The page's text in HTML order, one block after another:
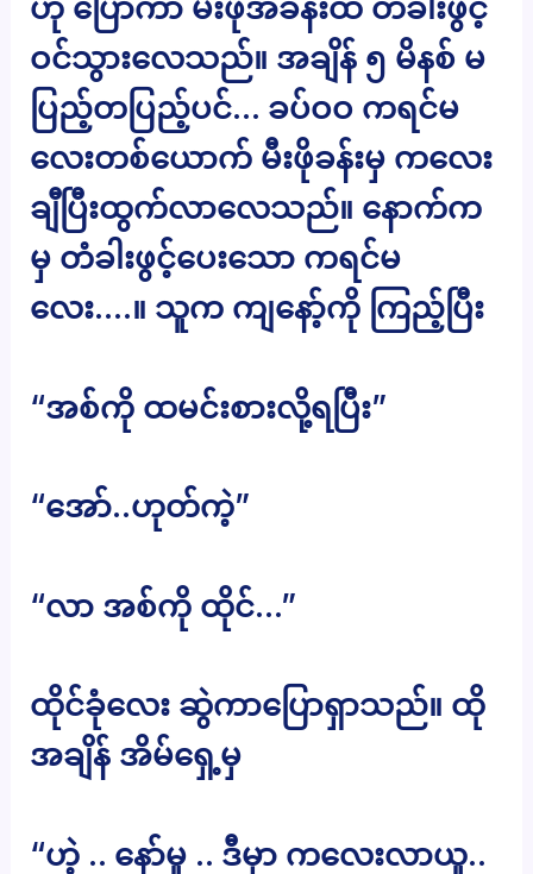
ဟု ပြောကာ မီးဖိုအခန်းထဲ တံခါးဖွင့်
ဝင်သွားလေသည်။ အချိန် ၅ မိနစ် မ
ပြည့်တပြည့်ပင်… ခပ်ဝဝ ကရင်မ
လေးတစ်ယောက် မီးဖိုခန်းမှ ကလေး
ချီပြီးထွက်လာလေသည်။ နောက်က
မှ တံခါးဖွင့်ပေးသော ကရင်မ
လေး….။ သူက ကျနော့်ကို ကြည့်ပြီး
“အစ်ကို ထမင်းစားလို့ရပြီး”
“အော်..ဟုတ်ကဲ့”
“လာ အစ်ကို ထိုင်…”
ထိုင်ခုံလေး ဆွဲကာပြောရှာသည်။ ထို
အချိန် အိမ်ရှေ့မှ
“ဟဲ့ .. နော်မူ .. ဒီမှာ ကလေးလာယူ..